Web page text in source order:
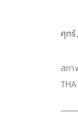
ศุกร์
สภา